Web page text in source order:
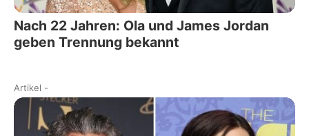
Nach 22 Jahren: Ola und James Jordan
geben Trennung bekannt
Artikel -